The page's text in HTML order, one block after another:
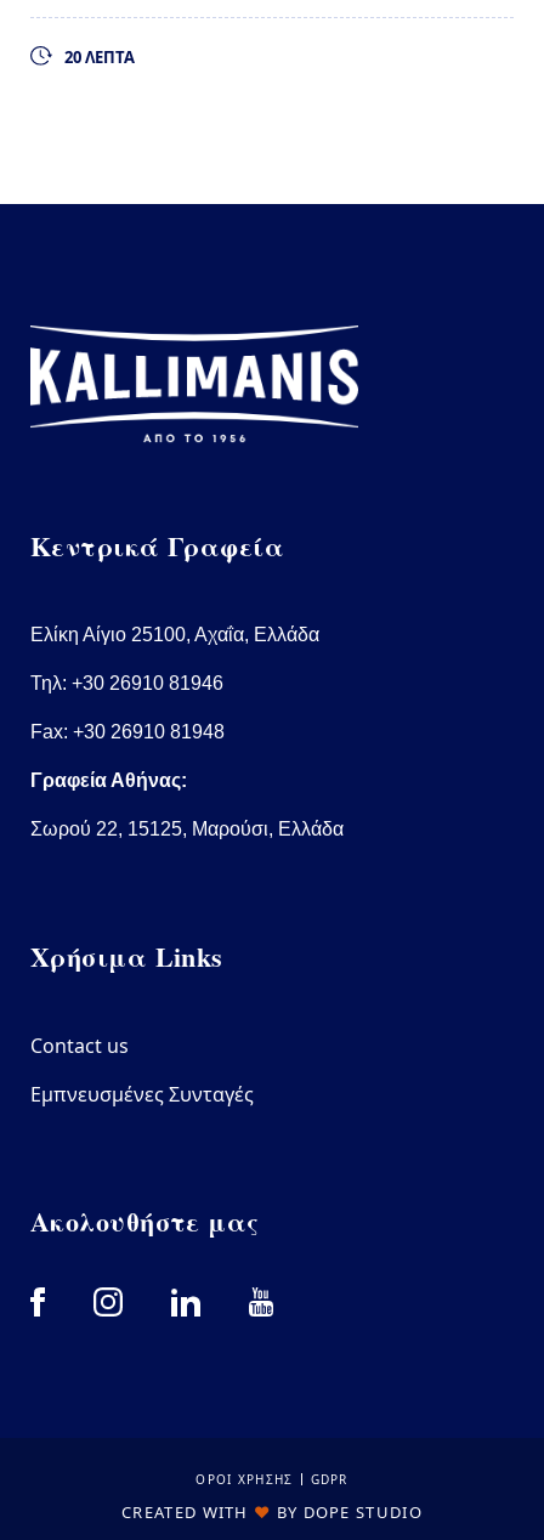
20 ΛΕΠΤΑ
Κεντρικά Γραφεία
Ελίκη Αίγιο 25100, Αχαΐα, Ελλάδα
Τηλ: +30 26910 81946
Fax: +30 26910 81948
Γραφεία Αθήνας:
Σωρού 22, 15125, Μαρούσι, Ελλάδα
Χρήσιμα Links
Contact us
Εμπνευσμένες Συνταγές
Ακολουθήστε μας
ΟΡΟΙ ΧΡΗΣΗΣ GDPR
CREATED WITH ❤ BY DOPE STUDIO